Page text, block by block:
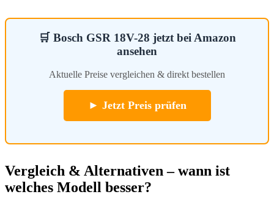
🛒 Bosch GSR 18V-28 jetzt bei Amazon
ansehen
Aktuelle Preise vergleichen & direkt bestellen
► Jetzt Preis prüfen
Vergleich & Alternativen – wann ist
welches Modell besser?